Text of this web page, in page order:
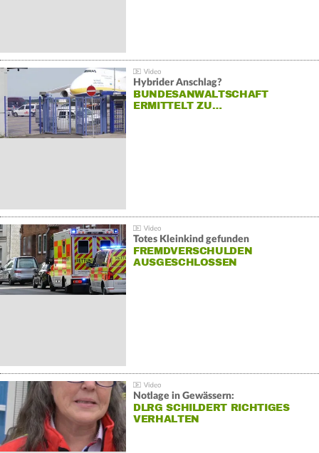
Hybrider Anschlag?
BUNDESANWALTSCHAFT
ERMITTELT ZU…
Totes Kleinkind gefunden
FREMDVERSCHULDEN
AUSGESCHLOSSEN
Notlage in Gewässern:
DLRG SCHILDERT RICHTIGES
VERHALTEN